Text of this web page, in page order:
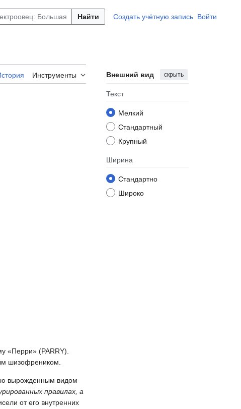
Найти Создать учётную запись Войти
Инструменты Внешний вид скрыть
Текст
Мелкий
Стандартный
Крупный
Ширина
Стандартно
Широко
«Перри» (PARRY).
шизофреником.
вырожденным видом
правилах, а
от его внутренних